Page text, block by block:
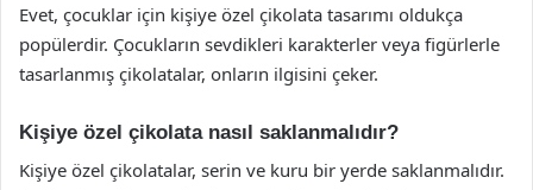
Evet, çocuklar için kişiye özel çikolata tasarımı oldukça
popülerdir. Çocukların sevdikleri karakterler veya figürlerle
tasarlanmış çikolatalar, onların ilgisini çeker.
Kişiye özel çikolata nasıl saklanmalıdır?
Kişiye özel çikolatalar, serin ve kuru bir yerde saklanmalıdır.